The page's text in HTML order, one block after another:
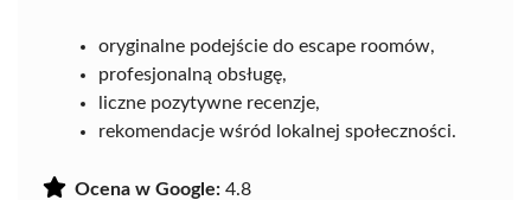
oryginalne podejście do escape roomów,
profesjonalną obsługę,
liczne pozytywne recenzje,
rekomendacje wśród lokalnej społeczności.
Ocena w Google: 4.8